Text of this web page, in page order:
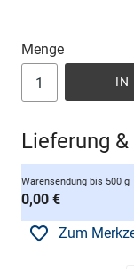
Menge
IN
Lieferung &
Warensendung bis 500 g
0,00 €
Zum